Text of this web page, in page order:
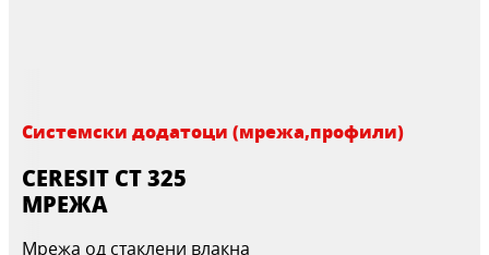
Системски додатоци (мрежа,профили)
CERESIT CT 325
МРЕЖА
Мрежа од стаклени влакна